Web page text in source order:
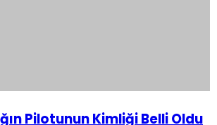
Pilotunun Kimliği Belli Oldu